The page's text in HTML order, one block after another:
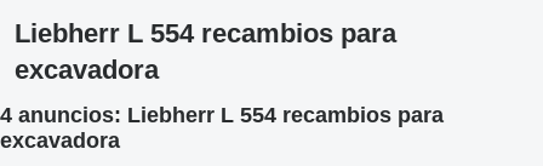
Liebherr L 554 recambios para
excavadora
4 anuncios: Liebherr L 554 recambios para
excavadora